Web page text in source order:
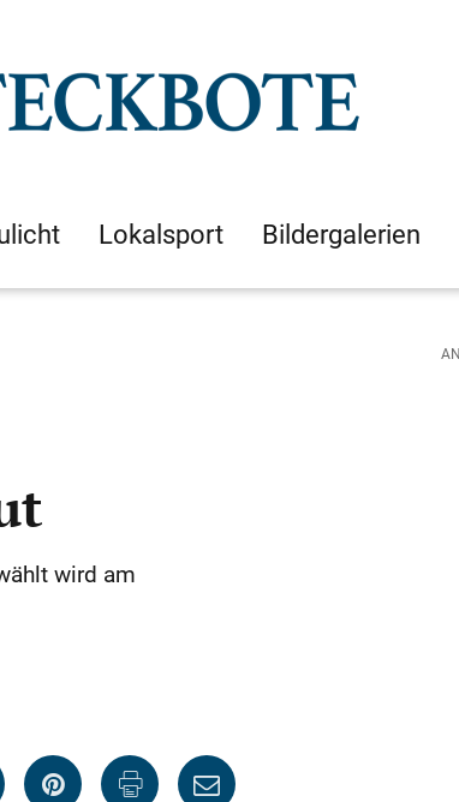
Lokalsport Bildergalerien
wird am